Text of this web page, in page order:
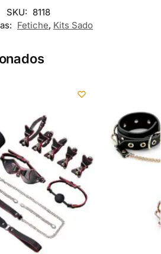
SKU: 8118
Fetiche, Kits Sado